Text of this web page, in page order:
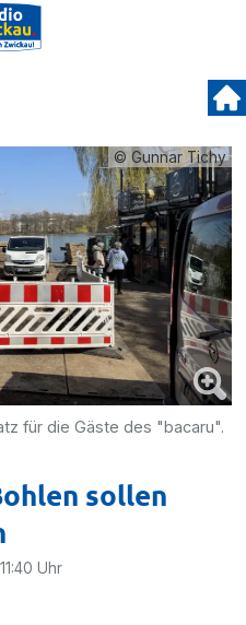
© Gunnar Tichy
für die Gäste des "bacaru".
sollen
Uhr